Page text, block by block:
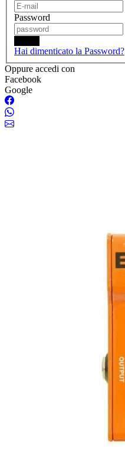
Password
Hai dimenticato la Password?
Oppure accedi con
Facebook
Google